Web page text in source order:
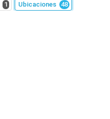
1 Ubicaciones 48